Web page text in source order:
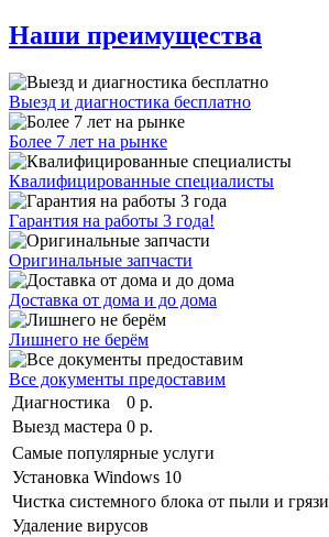
Наши преимущества
Выезд и диагностика бесплатно
Более 7 лет на рынке
Квалифицированные специалисты
Гарантия на работы 3 года!
Оригинальные запчасти
Доставка от дома и до дома
Лишнего не берём
Все документы предоставим
Диагностика
0 р.
Выезд мастера 0 р.
Самые популярные услуги
Установка Windows 10
Чистка системного блока от пыли и грязи
Удаление вирусов